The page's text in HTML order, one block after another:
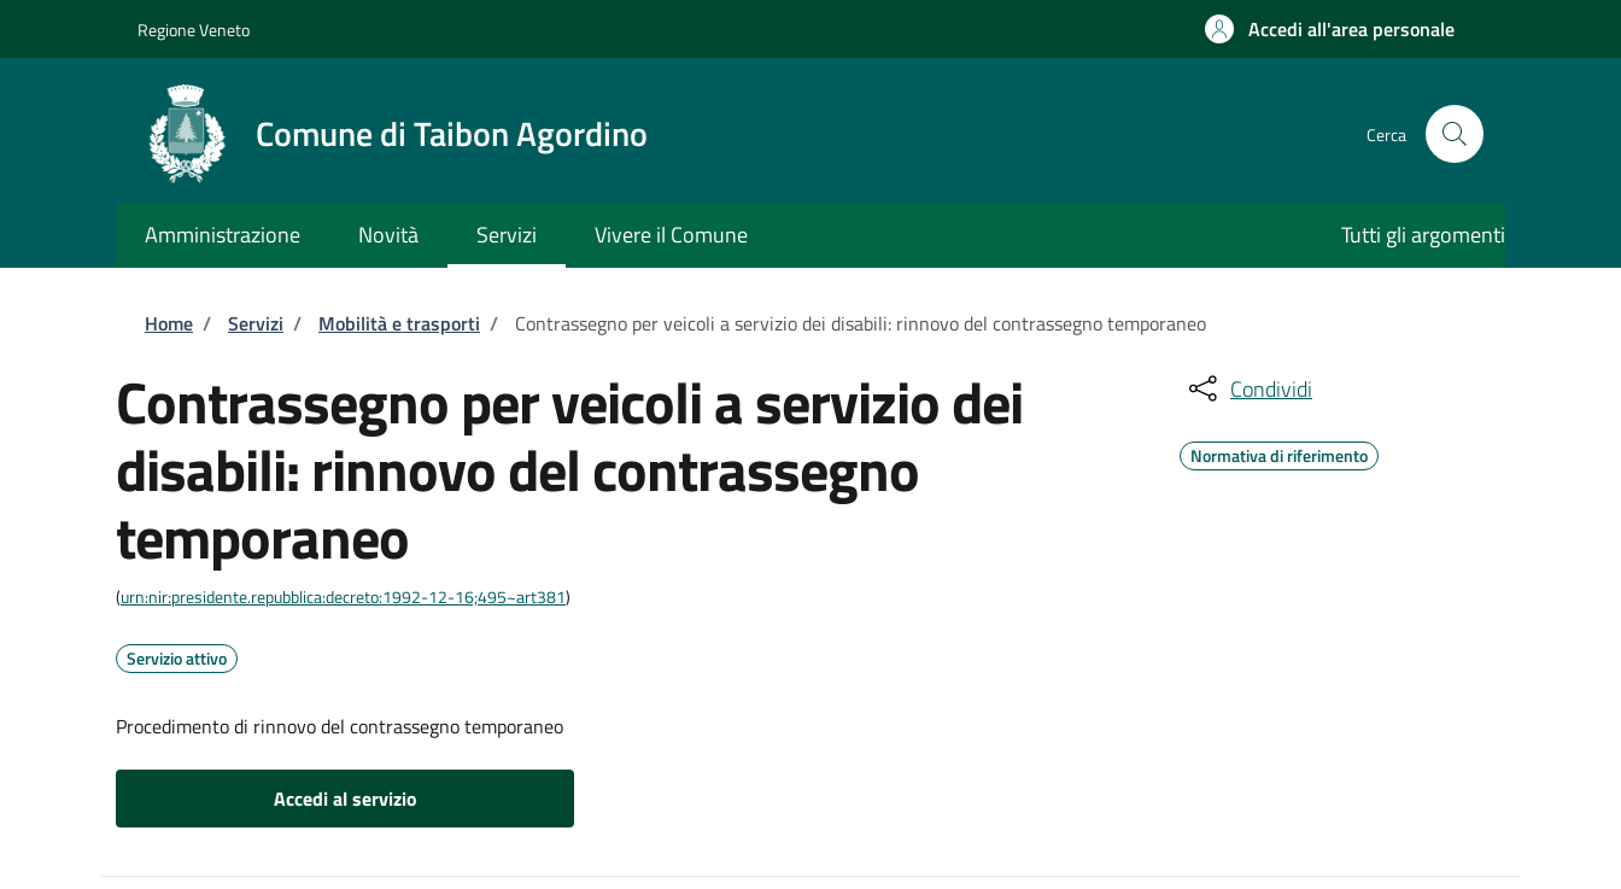
Regione Veneto Accedi all'area personale
Comune di Taibon Agordino Cerca
Amministrazione Novità Servizi Vivere il Comune Tutti gli argomenti
Briciole di pane
Home / Servizi / Mobilità e trasporti / Contrassegno per veicoli a servizio dei disabili: rinnovo del contrassegno temporaneo
Contrassegno per veicoli a servizio dei
disabili: rinnovo del contrassegno
temporaneo
(urn:nir:presidente.repubblica:decreto:1992-12-16;495~art381)
Servizio attivo
Procedimento di rinnovo del contrassegno temporaneo
Accedi al servizio
Condividi
Normativa di riferimento